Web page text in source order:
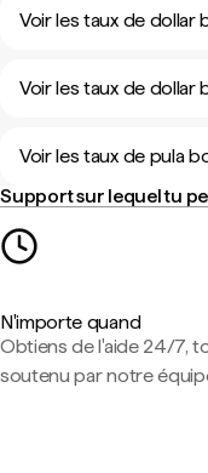
Voir les taux de dollar
Voir les taux de dollar
Voir les taux de pula
Support sur lequel tu
N'importe quand
Obtiens de l'aide 24/7,
soutenu par notre